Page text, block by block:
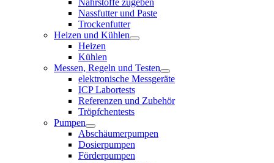
Nährstoffe zugeben
Nassfutter und Paste
Trockenfutter
Heizen und Kühlen
Heizen
Kühlen
Messen, Regeln und Testen
elektronische Messgeräte
ICP Labortests
Referenzen und Zubehör
Tröpfchentests
Pumpen
Abschäumerpumpen
Dosierpumpen
Förderpumpen